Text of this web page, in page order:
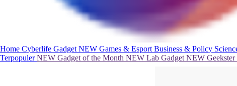
Home Cyberlife Gadget NEW Games & Esport Business & Policy
TerpopulerNEW Gadget of the Month NEW Lab Gadget NEW Geekster